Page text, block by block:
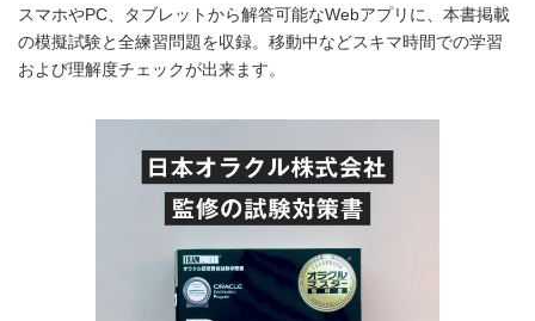
スマホやPC、タブレットから解答可能なWebアプリに、本書掲載
の模擬試験と全練習問題を収録。移動中などスキマ時間での学習
および理解度チェックが出来ます。